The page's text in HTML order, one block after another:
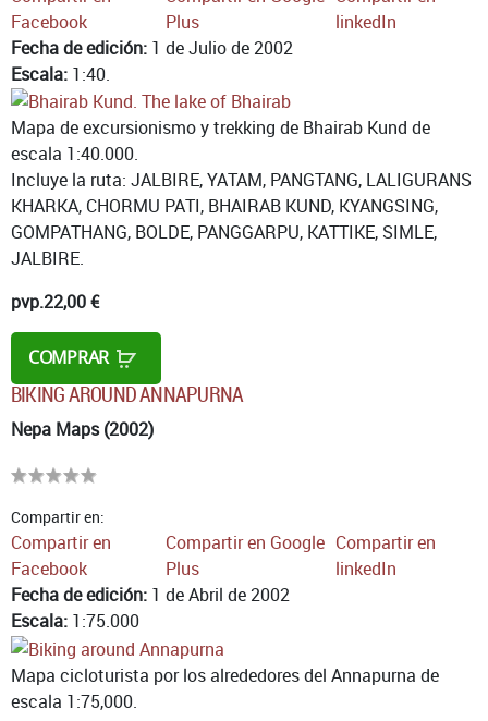
Facebook
Plus
linkedIn
Fecha de edición: 1 de Julio de 2002
Escala: 1:40.
Mapa de excursionismo y trekking de Bhairab Kund de
escala 1:40.000.
Incluye la ruta: JALBIRE, YATAM, PANGTANG, LALIGURANS
KHARKA, CHORMU PATI, BHAIRAB KUND, KYANGSING,
GOMPATHANG, BOLDE, PANGGARPU, KATTIKE, SIMLE,
JALBIRE.
pvp.22,00 €
COMPRAR
BIKING AROUND ANNAPURNA
Nepa Maps (2002)
Compartir en:
Compartir en
Facebook
Compartir en Google
Plus
Compartir en
linkedIn
Fecha de edición: 1 de Abril de 2002
Escala: 1:75.000
Mapa cicloturista por los alrededores del Annapurna de
escala 1:75,000.